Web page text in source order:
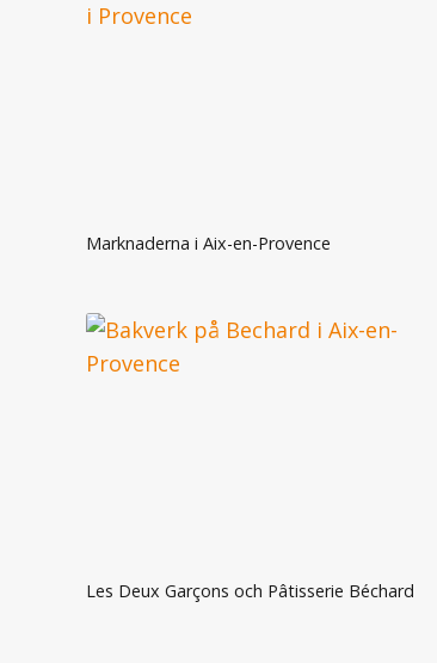
Marknaderna i Aix-en-Provence
Les Deux Garçons och Pâtisserie Béchard